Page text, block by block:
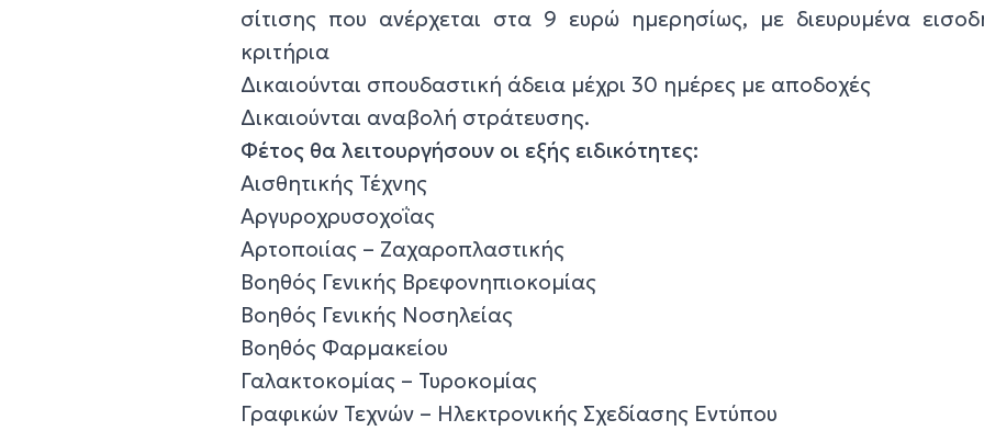
σίτισης που ανέρχεται στα 9 ευρώ ημερησίως, με διευρυμένα
κριτήρια
Δικαιούνται σπουδαστική άδεια μέχρι 30 ημέρες με αποδοχές
Δικαιούνται αναβολή στράτευσης.
Φέτος θα λειτουργήσουν οι εξής ειδικότητες:
Αισθητικής Τέχνης
Αργυροχρυσοχοΐας
Αρτοποιίας – Ζαχαροπλαστικής
Βοηθός Γενικής Βρεφονηπιοκομίας
Βοηθός Γενικής Νοσηλείας
Βοηθός Φαρμακείου
Γαλακτοκομίας – Τυροκομίας
Γραφικών Τεχνών – Ηλεκτρονικής Σχεδίασης Εντύπου